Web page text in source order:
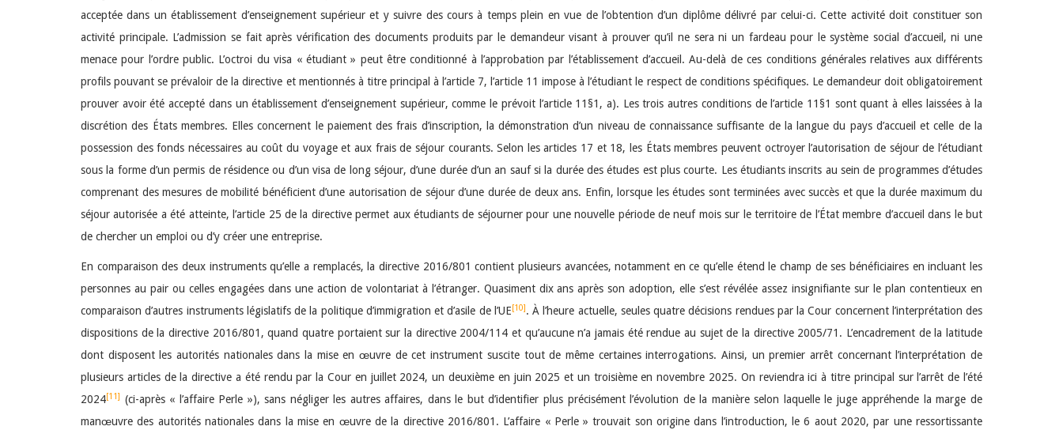
acceptée dans un établissement d’enseignement supérieur et y suivre des cours à temps plein en vue de l’obtention d’un diplôme délivré par celui-ci. Cette activité doit constituer son
activité principale. L’admission se fait après vérification des documents produits par le demandeur visant à prouver qu’il ne sera ni un fardeau pour le système social d’accueil, ni une
menace pour l’ordre public. L’octroi du visa « étudiant » peut être conditionné à l’approbation par l’établissement d’accueil. Au-delà de ces conditions générales relatives aux différents
profils pouvant se prévaloir de la directive et mentionnés à titre principal à l’article 7, l’article 11 impose à l’étudiant le respect de conditions spécifiques. Le demandeur doit obligatoirement
prouver avoir été accepté dans un établissement d’enseignement supérieur, comme le prévoit l’article 11§1, a). Les trois autres conditions de l’article 11§1 sont quant à elles laissées à la
discrétion des États membres. Elles concernent le paiement des frais d’inscription, la démonstration d’un niveau de connaissance suffisante de la langue du pays d’accueil et celle de la
possession des fonds nécessaires au coût du voyage et aux frais de séjour courants. Selon les articles 17 et 18, les États membres peuvent octroyer l’autorisation de séjour de l’étudiant
sous la forme d’un permis de résidence ou d’un visa de long séjour, d’une durée d’un an sauf si la durée des études est plus courte. Les étudiants inscrits au sein de programmes d’études
comprenant des mesures de mobilité bénéficient d’une autorisation de séjour d’une durée de deux ans. Enfin, lorsque les études sont terminées avec succès et que la durée maximum du
séjour autorisée a été atteinte, l’article 25 de la directive permet aux étudiants de séjourner pour une nouvelle période de neuf mois sur le territoire de l’État membre d’accueil dans le but
de chercher un emploi ou d’y créer une entreprise.
En comparaison des deux instruments qu’elle a remplacés, la directive 2016/801 contient plusieurs avancées, notamment en ce qu’elle étend le champ de ses bénéficiaires en incluant les
personnes au pair ou celles engagées dans une action de volontariat à l’étranger. Quasiment dix ans après son adoption, elle s’est révélée assez insignifiante sur le plan contentieux en
comparaison d’autres instruments législatifs de la politique d’immigration et d’asile de l’UE[10]. À l’heure actuelle, seules quatre décisions rendues par la Cour concernent l’interprétation des
dispositions de la directive 2016/801, quand quatre portaient sur la directive 2004/114 et qu’aucune n’a jamais été rendue au sujet de la directive 2005/71. L’encadrement de la latitude
dont disposent les autorités nationales dans la mise en œuvre de cet instrument suscite tout de même certaines interrogations. Ainsi, un premier arrêt concernant l’interprétation de
plusieurs articles de la directive a été rendu par la Cour en juillet 2024, un deuxième en juin 2025 et un troisième en novembre 2025. On reviendra ici à titre principal sur l’arrêt de l’été
2024[11] (ci-après « l’affaire Perle »), sans négliger les autres affaires, dans le but d’identifier plus précisément l’évolution de la manière selon laquelle le juge appréhende la marge de
manœuvre des autorités nationales dans la mise en œuvre de la directive 2016/801. L’affaire « Perle » trouvait son origine dans l’introduction, le 6 aout 2020, par une ressortissante